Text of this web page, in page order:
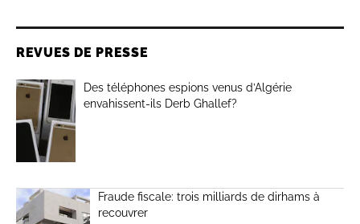
REVUES DE PRESSE
Des téléphones espions venus d’Algérie
envahissent-ils Derb Ghallef?
Fraude fiscale: trois milliards de dirhams à
recouvrer